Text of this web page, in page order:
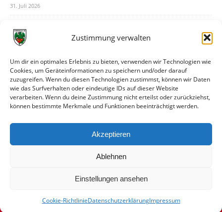
Zustimmung verwalten
Um dir ein optimales Erlebnis zu bieten, verwenden wir Technologien wie
Cookies, um Geräteinformationen zu speichern und/oder darauf
zuzugreifen. Wenn du diesen Technologien zustimmst, können wir Daten
wie das Surfverhalten oder eindeutige IDs auf dieser Website
verarbeiten. Wenn du deine Zustimmung nicht erteilst oder zurückziehst,
können bestimmte Merkmale und Funktionen beeinträchtigt werden.
Akzeptieren
Ablehnen
Einstellungen ansehen
Cookie-RichtlinieDatenschutzerklärungImpressum
31. Juli 2026
30. Juli 2026
28. Juli 2026
Neuer Rückensponsor
28. Juli 2026
Neue Podcast-Folge: So tickt Björn!
Eindrücke vom Stadionfest
27. Juli 2026
© VfR Wormatia Worms